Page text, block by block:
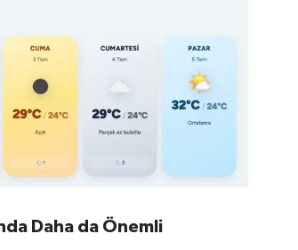
Daha da Önemli